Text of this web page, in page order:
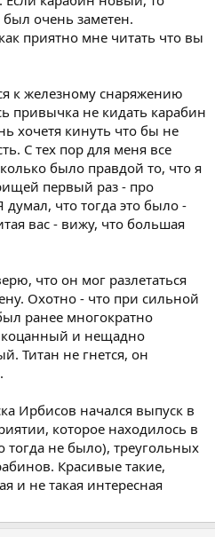
очень заметен.
приятно мне читать что вы
к железному снаряжению
привычка не кидать карабин
хочетя кинуть что бы не
С тех пор для меня все
было правдой то, что я
первый раз - про
что тогда это было -
вас - вижу, что большая
что он мог разлетаться
Охотно - что при сильной
ранее многократно
и нещадно
Титан не гнется, он
Ирбисов начался выпуск в
которое находилось в
тогда не было), треугольных
Красивые такие,
и не такая интересная